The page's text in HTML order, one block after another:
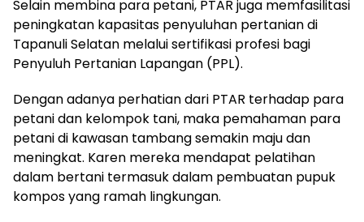
Selain membina para petani, PTAR juga memfasilitasi
peningkatan kapasitas penyuluhan pertanian di
Tapanuli Selatan melalui sertifikasi profesi bagi
Penyuluh Pertanian Lapangan (PPL).
Dengan adanya perhatian dari PTAR terhadap para
petani dan kelompok tani, maka pemahaman para
petani di kawasan tambang semakin maju dan
meningkat. Karen mereka mendapat pelatihan
dalam bertani termasuk dalam pembuatan pupuk
kompos yang ramah lingkungan.